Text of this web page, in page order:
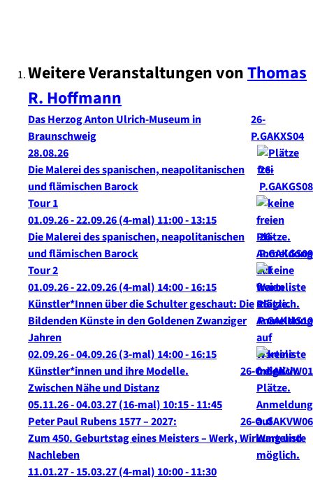
Weitere Veranstaltungen vonThomas
R.Hoffmann
Das Herzog Anton Ulrich-Museum in
Braunschweig
26-
P.GAKXS04
28.08.26
Die Malerei des spanischen, neapolitanischen
und flämischen Barock
26-
P.GAKGS08
Tour 1
01.09.26 - 22.09.26(4-mal) 11:00- 13:15
Die Malerei des spanischen, neapolitanischen
und flämischen Barock
26-
P.GAKGS09
Tour 2
01.09.26 - 22.09.26(4-mal) 14:00- 16:15
Künstler*Innen über die Schulter geschaut: Die
Bildenden Künste in den Goldenen Zwanziger
Jahren
26-
P.GAKMS10
02.09.26 - 04.09.26(3-mal) 14:00- 16:15
Künstler*innen und ihre Modelle.
26-O.GAKVW01
Zwischen Nähe und Distanz
05.11.26 - 04.03.27(16-mal) 10:15- 11:45
Peter Paul Rubens 1577 – 2027:
26-O.GAKVW06
Zum 450. Geburtstag eines Meisters – Werk, Wirkung und
Nachleben
11.01.27 - 15.03.27(4-mal) 10:00- 11:30